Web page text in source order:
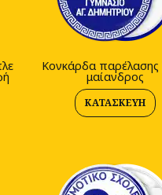
Κονκάρδα παρέλασης
μαίανδρος
ΚΑΤΑΣΚΕΥΉ